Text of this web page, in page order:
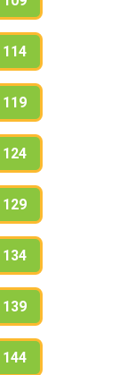
114
119
124
129
134
139
144